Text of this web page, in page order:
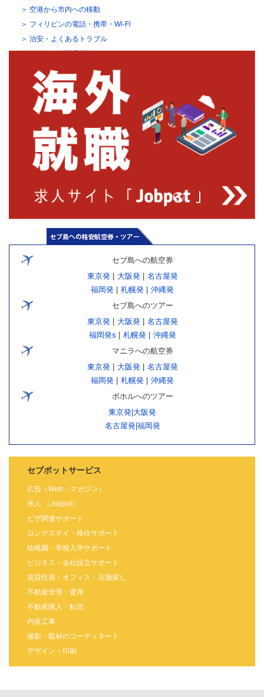
空港から市内への移動
フィリピンの電話・携帯・Wi-Fi
治安・よくあるトラブル
観光ビザの延長方法
セブ島への航空券
東京発| 大阪発| 名古屋発
福岡発 | 札幌発 | 沖縄発
セブ島へのツアー
東京発| 大阪発| 名古屋発
福岡発s | 札幌発| 沖縄発
マニラへの航空券
東京発| 大阪発| 名古屋発
福岡発 | 札幌発 | 沖縄発
ボホルへのツアー
東京発|大阪発
名古屋発|福岡発
セブポットサービス
広告（Web・マガジン）
求人 （Jobpot）
ビザ関連サポート
ロングステイ・移住サポート
幼稚園・学校入学サポート
ビジネス・会社設立サポート
賃貸住居・オフィス・店舗探し
不動産管理・運用
不動産購入・転売
内装工事
撮影・取材のコーディネート
デザイン・印刷